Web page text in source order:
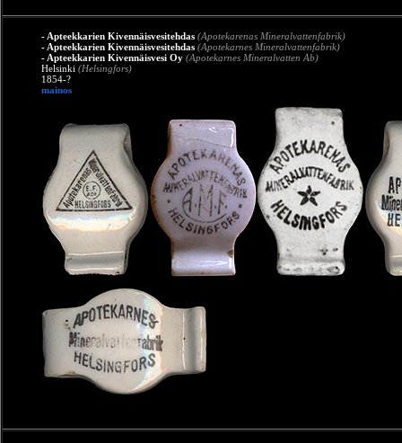
- Apteekkarien Kivennäisvesitehdas (Apotekarenas Mineralvattenfabrik)
- Apteekkarien Kivennäisvesitehdas (Apotekarnes Mineralvattenfabrik)
- Apteekkarien Kivennäisvesi Oy (Apotekarnes Mineralvatten Ab)
Helsinki (Helsingfors)
1854-?
mainos